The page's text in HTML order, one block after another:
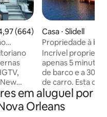
de uma avaliação média de
(664)
na
Casa ⋅ Slidell
Propriedade à
deslumbrante
Incrível
apenas 5
de barco e a 30
de carro. Esta casa incrível tem vistas
panorâmicas em
varanda com
sobre a água,
em aluguel por
Orleans